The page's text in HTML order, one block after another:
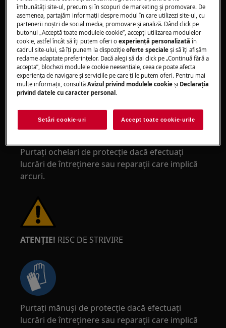
mănuși de protecție pentru a evita tăieturile de
la marginile ascuțite.
ATENȚIE!RISC DE LEZIUNI OCULARE
Purtați ochelari de protecție dacă efectuați
lucrări de întreținere sau reparații care implică
arcuri.
ATENȚIE! RISC DE STRIVIRE
Purtați mănuși de protecție dacă efectuați
lucrări de întreținere sau reparații care implică
îmbunătăţi site-ul, precum și în scopuri de marketing și promovare. De
asemenea, partajăm informaţii despre modul în care utilizezi site-ul, cu
partenerii noștri de social media, promovare și analiză. Dând click pe
butonul „Acceptă toate modulele cookie”, accepţi utilizarea modulelor
cookie, astfel încât să îţi putem oferi oexperienţă personalizată în
cadrul site-ului, să îţi punem la dispoziţieoferte speciale și să îţi afișăm
reclame adaptate preferinţelor. Dacă alegi să dai click pe „Continuă fără a
accepta”, blochezi modulele cookie neesenţiale, ceea ce poate afecta
experienţa de navigare și serviciile pe care ţi le putem oferi. Pentru mai
multe informaţii, consultăAvizul privind modulele cookie și Declaraţia
privind datele cu caracter personal .
Setări cookie-uri Accept toate cookie-urile